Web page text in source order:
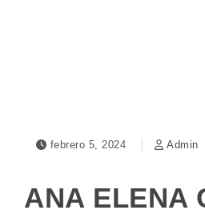
febrero 5, 2024 Admin
ANA ELENA